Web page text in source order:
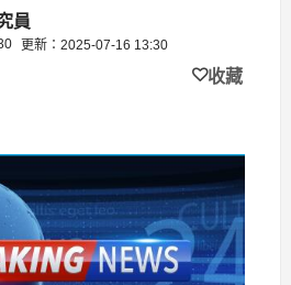
員
更新：2025-07-16 13:30
收藏